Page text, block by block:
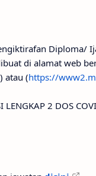
Diploma/
di alamat web
) atau (https://
2 DOS